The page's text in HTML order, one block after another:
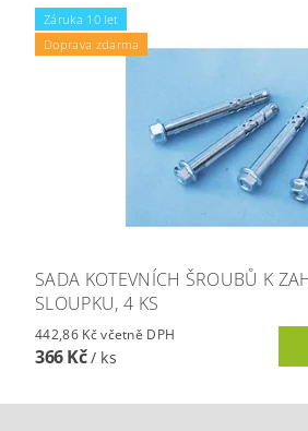
Záruka 10 let
Doprava zdarma
SADA KOTEVNÍCH ŠROUBŮ K
SLOUPKU, 4 KS
442,86 Kč včetně DPH
366 Kč/ ks